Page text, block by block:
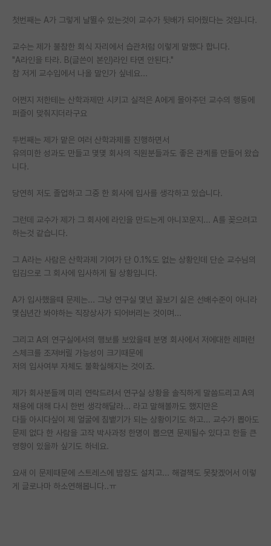
첫번째는 A가 그렇게 날뛸수 있는것이 교수가 뒷배가 되어줬다는 것입니다.
교수는 제가 불참한 회식 자리에서 습관처럼 이렇게 말했다 합니다.
"A라인을 타라. B(글쓴이 본인)라인 타면 안된다."
참 저게 교수입에서 나올 말인가 싶네요...
어쩐지 저한테는 산학과제만 시키고 실적은 A에게 몰아주던 교수의 행동에
퍼즐이 맞춰지더라구요
두번째는 제가 맡은 여러 산학과제를 진행하면서
유의미한 성과도 만들고 몇몇 회사의 직원분들과도 좋은 관계를 만들어 왔습
니다.
당연히 저도 졸업하고 그중 한 회사에 입사를 생각하고 있습니다.
그런데 교수가 제가 그 회사에 라인을 만드는게 아니꼬운지... A를 꽂으려고
하는것 같습니다.
그 A라는 사람은 산학과제 기여가 단 0.1%도 없는 상황인데 단순 교수님의
입김으로 그 회사에 입사하게 될 상황입니다.
A가 입사했을때 문제는... 그냥 연구실 몇년 꼴보기 싫은 선배수준이 아니라
몇십년간 봐야하는 직장상사가 되어버리는 것이며...
그리고 A의 연구실에서의 행보를 보았을때 분명 회사에서 저에대한 레퍼런
스체크를 조져버릴 가능성이 크기때문에
저의 입사여부 자체도 불확실해지는 것이죠.
제가 회사분들께 미리 연락드려서 연구실 상황을 솔직하게 말씀드리고 A의
채용에 대해 다시 한번 생각해달라... 라고 말해볼까도 했지만은
다들 아시다싶이 제 얼굴에 침뱉기가 되는 상황이기도 하고... 교수가 뽑아도
문제 없다 한 사람을 고작 박사과정 한명이 뽑으면 문제될수 있다고 한들 큰
영향이 있을까 싶기도 하네요.
요새 이 문제때문에 스트레스에 밤잠도 설치고... 해결책도 못찾겠어서 이렇
게 글로나마 하소연해봅니다..ㅠ